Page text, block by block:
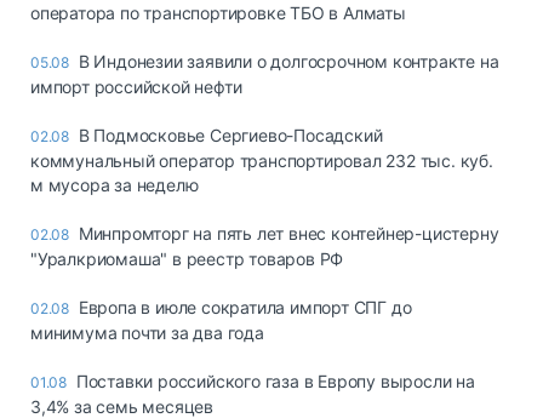
оператора по транспортировке ТБО в Алматы
05.08 В Индонезии заявили о долгосрочном контракте на
импорт российской нефти
02.08 В Подмосковье Сергиево-Посадский
коммунальный оператор транспортировал 232 тыс. куб.
м мусора за неделю
02.08 Минпромторг на пять лет внес контейнер-цистерну
"Уралкриомаша" в реестр товаров РФ
02.08 Европа в июле сократила импорт СПГ до
минимума почти за два года
01.08 Поставки российского газа в Европу выросли на
3,4% за семь месяцев